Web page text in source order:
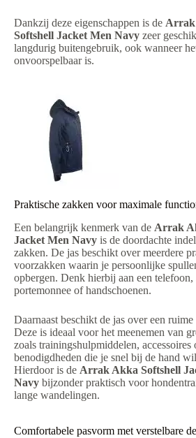
Dankzij deze eigenschappen is de
Softshell Jacket Men Navy zeer
langdurig buitengebruik, ook wanneer
onvoorspelbaar is.
Praktische zakken voor maximale
Een belangrijk kenmerk van de Arrak
Jacket Men Navy is de doordachte
zakken. De jas beschikt over meerdere
voorzakken waarin je persoonlijke
opbergen. Denk hierbij aan een telefoon,
portemonnee of handschoenen.
Daarnaast beschikt de jas over een ruime
Deze is ideaal voor het meenemen van
zoals trainingshulpmiddelen, accessoires
benodigdheden die je snel bij de hand
Hierdoor is de Arrak Akka Softshell
Navy bijzonder praktisch voor
lange wandelingen.
Comfortabele pasvorm met verstelbare